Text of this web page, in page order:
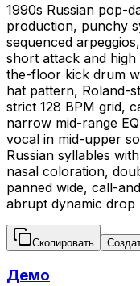
1990s Russian pop-
production, punchy
sequenced
short attack and
the-floor kick drum
hat pattern, Roland-
strict 128 BPM grid,
narrow mid-range
vocal in mid-upper
Russian syllables
nasal coloration,
panned wide, call-
abrupt dynamic
Скопировать
Демо